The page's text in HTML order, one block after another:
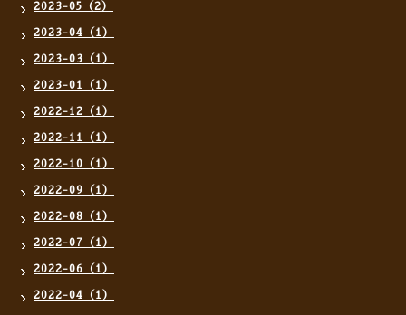
2023-05（2）
2023-04（1）
2023-03（1）
2023-01（1）
2022-12（1）
2022-11（1）
2022-10（1）
2022-09（1）
2022-08（1）
2022-07（1）
2022-06（1）
2022-04（1）